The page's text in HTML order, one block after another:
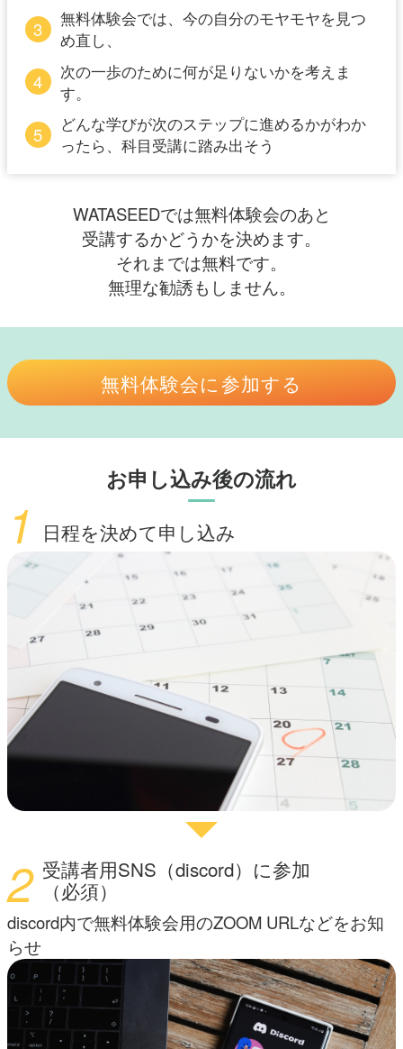
3
無料体験会では、今の自分のモヤモヤを見つ
め直し、
4
次の一歩のために何が足りないかを考えま
す。
5
どんな学びが次のステップに進めるかがわか
ったら、科目受講に踏み出そう
WATASEEDでは無料体験会のあと
受講するかどうかを決めます。
それまでは無料です。
無理な勧誘もしません。
無料体験会に参加する
お申し込み後の流れ
1 日程を決めて申し込み
2 受講者用SNS（discord）に参加
（必須）
discord内で無料体験会用のZOOM URLなどをお知
らせ